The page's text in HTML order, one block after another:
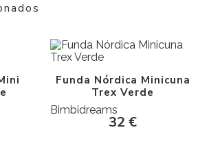
Funda Nórdica Minicuna
Trex Verde
Bimbidreams
32€